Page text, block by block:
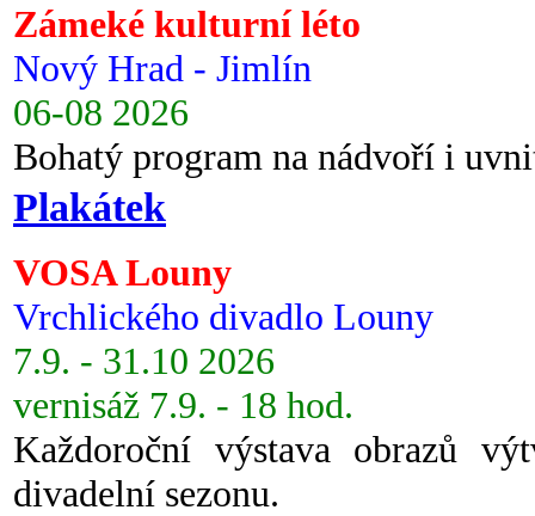
Zámeké kulturní léto
Nový Hrad - Jimlín
06-08 2026
Bohatý program na nádvoří i
Plakátek
VOSA Louny
Vrchlického divadlo Louny
7.9. - 31.10 2026
vernisáž 7.9. - 18 hod.
Každoroční výstava obrazů
divadelní sezonu.